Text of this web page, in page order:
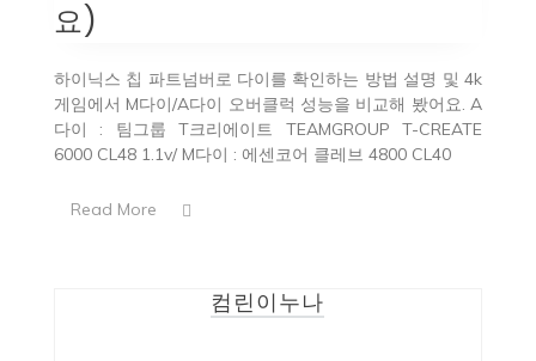
요)
하이닉스 칩 파트넘버로 다이를 확인하는 방법 설명 및 4k
게임에서 M다이/A다이 오버클럭 성능을 비교해 봤어요. A
다이 : 팀그룹 T크리에이트 TEAMGROUP T-CREATE
6000 CL48 1.1v/ M다이 : 에센코어 클레브 4800 CL40
Read More
컴린이누나